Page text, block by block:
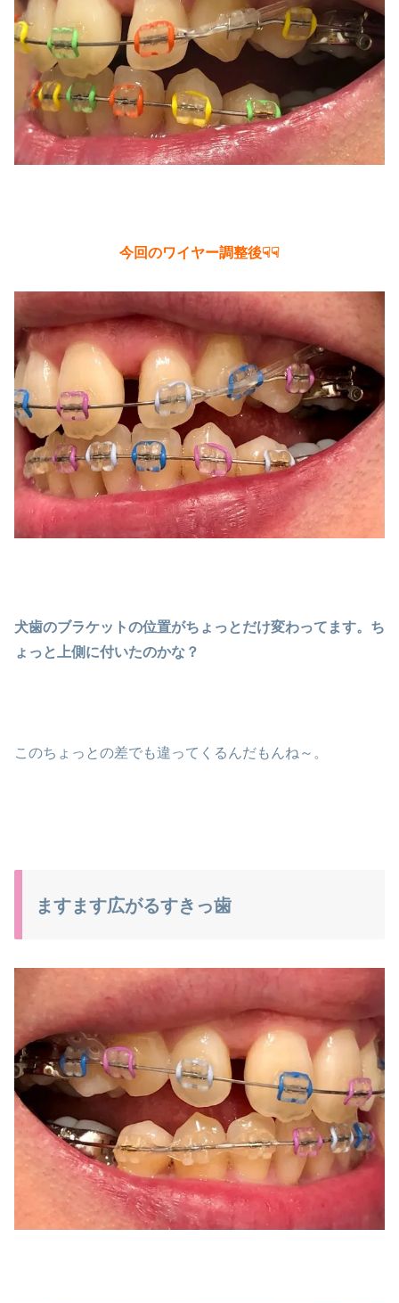
今回のワイヤー調整後☟☟
犬歯のブラケットの位置がちょっとだけ変わってます。ち
ょっと上側に付いたのかな？
このちょっとの差でも違ってくるんだもんね～。
ますます広がるすきっ歯